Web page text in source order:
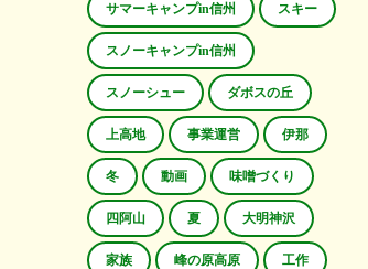
サマーキャンプin信州 スキー
スノーキャンプin信州
スノーシュー ダボスの丘
上高地 事業運営 伊那
冬 動画 味噌づくり
四阿山 夏 大明神沢
家族 峰の原高原 工作